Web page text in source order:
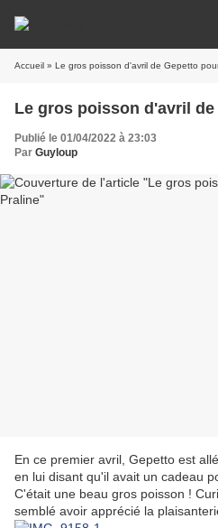
Accueil » Le gros poisson d'avril de Gepetto
Le gros poisson d'avril
Publié le 01/04/2022 à 23:03
Par Guyloup
En ce premier avril, Gepetto est
en lui disant qu'il avait un cadeau
C'était une beau gros poisson !
semblé avoir apprécié la